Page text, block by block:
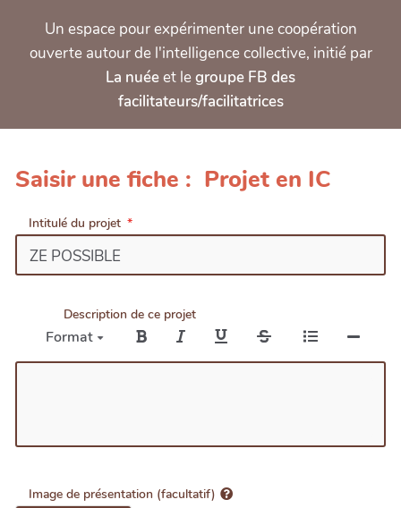
Un espace pour expérimenter une coopération
ouverte autour de l'intelligence collective, initié par
La nuéeet legroupe FB des
facilitateurs/facilitatrices
Saisir une fiche : Projet en IC
Intitulé du projet
Description de ce projet
Format
Image de présentation (facultatif)